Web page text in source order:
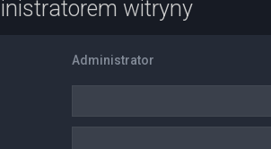
witryny
Administrator